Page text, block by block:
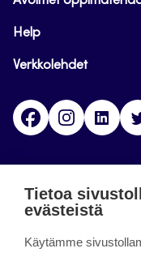
Help
Verkkolehdet
Facebook
päättynyt 11.9.2023.
Tietoa
evästeistä
Käytämme